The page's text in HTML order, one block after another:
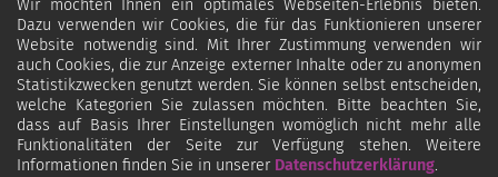
Wir möchten Ihnen ein optimales Webseiten-Erlebnis bieten.
Dazu verwenden wir Cookies, die für das Funktionieren unserer
Website notwendig sind. Mit Ihrer Zustimmung verwenden wir
auch Cookies, die zur Anzeige externer Inhalte oder zu anonymen
Statistikzwecken genutzt werden. Sie können selbst entscheiden,
welche Kategorien Sie zulassen möchten. Bitte beachten Sie,
dass auf Basis Ihrer Einstellungen womöglich nicht mehr alle
Funktionalitäten der Seite zur Verfügung stehen. Weitere
Informationen finden Sie in unserer Datenschutzerklärung.